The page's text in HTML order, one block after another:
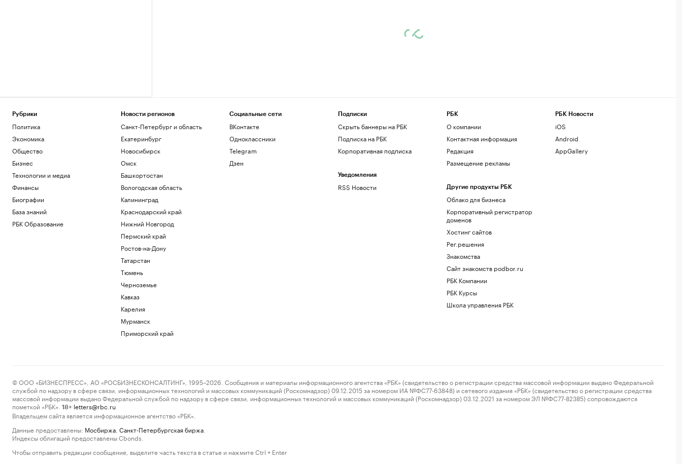
Рубрики
Политика
Экономика
Общество
Бизнес
Технологии и медиа
Финансы
Биографии
База знаний
РБК Образование
Новости регионов
Санкт-Петербург и область
Екатеринбург
Новосибирск
Омск
Башкортостан
Вологодская область
Калининград
Краснодарский край
Нижний Новгород
Пермский край
Ростов-на-Дону
Татарстан
Тюмень
Черноземье
Кавказ
Карелия
Мурманск
Приморский край
Социальные сети
ВКонтакте
Одноклассники
Telegram
Дзен
Подписки
Скрыть баннеры на РБК
Подписка на РБК
Корпоративная подписка
Уведомления
RSS Новости
РБК
О компании
Контактная информация
Редакция
Размещение рекламы
Другие продукты РБК
Облако для бизнеса
Корпоративный регистратор
доменов
Хостинг сайтов
Рег.решения
Знакомства
Сайт знакомств podbor.ru
РБК Компании
РБК Курсы
Школа управления РБК
РБК Новости
iOS
Android
AppGallery
© ООО «БИЗНЕСПРЕСС», АО «РОСБИЗНЕСКОНСАЛТИНГ», 1995–2026. Сообщения и материалы информационного агентства «РБК» (свидетельство о регистрации средства массовой информации выдано Федеральной
службой по надзору в сфере связи, информационных технологий и массовых коммуникаций (Роскомнадзор) 09.12.2015 за номером ИА №ФС77-63848) и сетевого издания «РБК» (свидетельство о регистрации средства
массовой информации выдано Федеральной службой по надзору в сфере связи, информационных технологий и массовых коммуникаций (Роскомнадзор) 03.12.2021 за номером ЭЛ №ФС77-82385) сопровождаются
пометкой «РБК».
18+ letters@rbc.ru
Владельцем сайта является информационное агентство «РБК».
Данные предоставлены: Мосбиржа Санкт-Петербургская биржа
Индексы облигаций предоставлены Cbonds.
Чтобы отправить редакции сообщение, выделите часть текста в статье и нажмите Ctrl + Enter